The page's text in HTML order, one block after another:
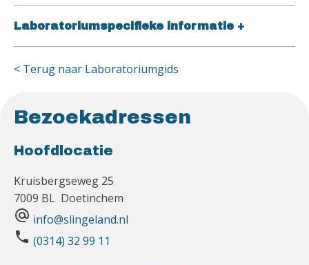
Laboratoriumspecifieke informatie +
< Terug naar Laboratoriumgids
Bezoekadressen
Hoofdlocatie
Kruisbergseweg 25
7009 BL Doetinchem
alternate_email info@slingeland.nl
phone (0314) 32 99 11